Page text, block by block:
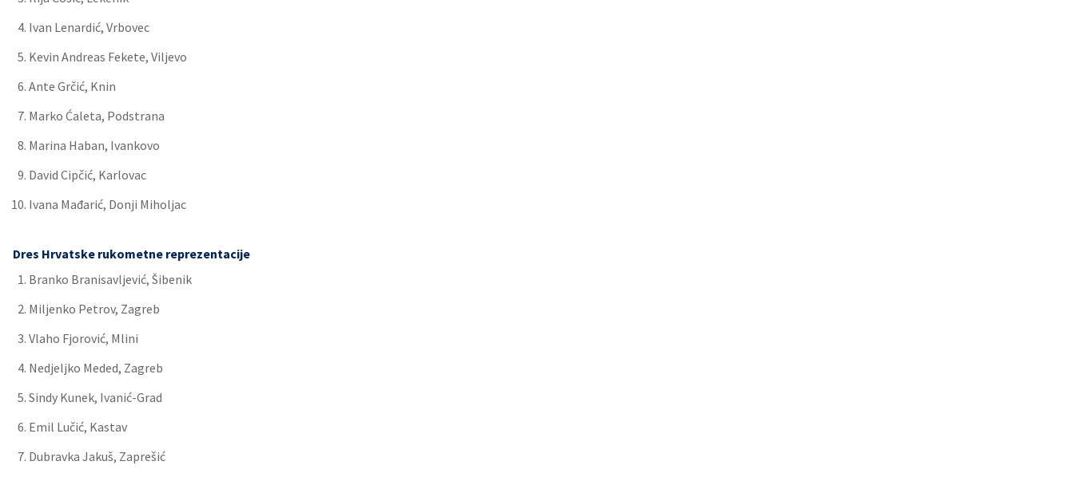
Ivan Lenardić, Vrbovec
Kevin Andreas Fekete, Viljevo
Ante Grčić, Knin
Marko Ćaleta, Podstrana
Marina Haban, Ivankovo
David Cipčić, Karlovac
Ivana Mađarić, Donji Miholjac
Dres Hrvatske rukometne reprezentacije
Branko Branisavljević, Šibenik
Miljenko Petrov, Zagreb
Vlaho Fjorović, Mlini
Nedjeljko Meded, Zagreb
Sindy Kunek, Ivanić-Grad
Emil Lučić, Kastav
Dubravka Jakuš, Zaprešić